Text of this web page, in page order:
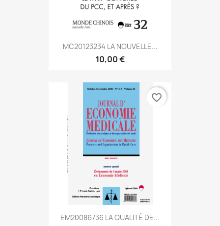
MC20123234 LA NOUVELLE...
10,00 €
EM20086736 LA QUALITÉ DE...
favorite_border